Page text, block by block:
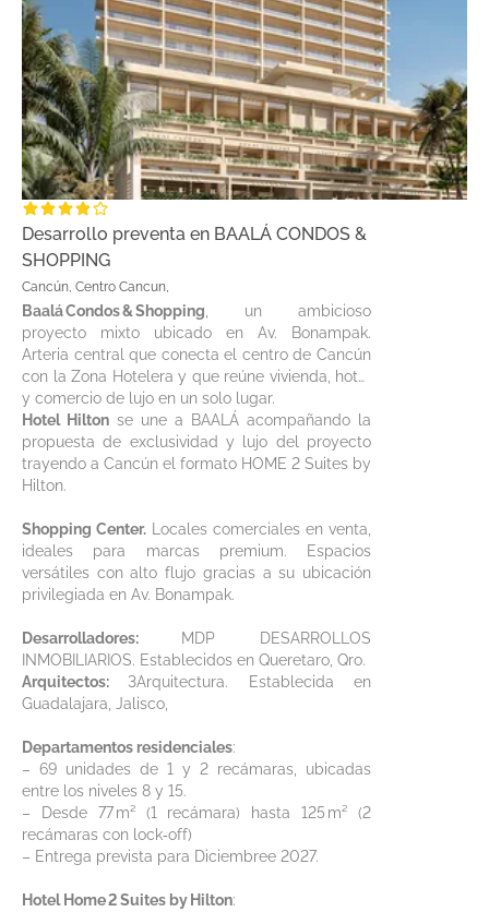
Desarrollo preventa en BAALÁ CONDOS &
SHOPPING
Cancún, Centro Cancun,
Baalá Condos & Shopping , un ambicioso
proyecto mixto ubicado en Av. Bonampak.
Arteria central que conecta el centro de Cancún
con la Zona Hotelera y que reúne vivienda, hotel
y comercio de lujo en un solo lugar.
Hotel Hilton se une a BAALÁ acompañando la
propuesta de exclusividad y lujo del proyecto
trayendo a Cancún el formato HOME 2 Suites by
Hilton.
Shopping Center. Locales comerciales en venta,
ideales para marcas premium. Espacios
versátiles con alto flujo gracias a su ubicación
privilegiada en Av. Bonampak.
Desarrolladores:
MDP DESARROLLOS
INMOBILIARIOS. Establecidos en Queretaro, Qro.
Arquitectos: 3Arquitectura. Establecida en
Guadalajara, Jalisco,
Departamentos residenciales:
– 69 unidades de 1 y 2 recámaras, ubicadas
entre los niveles 8 y 15.
– Desde 77 m² (1 recámara) hasta 125 m² (2
recámaras con lock‑off)
– Entrega prevista para Diciembree 2027.
Hotel Home 2 Suites by Hilton: